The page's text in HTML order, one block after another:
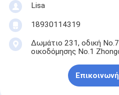
Lisa
18930114319
Δωμάτιο 231, οδική
οικοδόμησης No.1